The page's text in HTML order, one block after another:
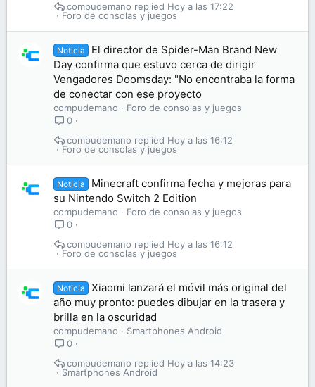
Foro de consolas y juegos
Hoy a las 17:22
compudemano
Noticia
El director de Spider-Man Brand New
Day confirma que estuvo cerca de dirigir
Vengadores Doomsday: "No encontraba la forma
de conectar con ese proyecto
compudemano
Foro de consolas y juegos
0
Foro de consolas y juegos
Hoy a las 16:12
compudemano
Noticia
Minecraft confirma fecha y mejoras para
su Nintendo Switch 2 Edition
compudemano
Foro de consolas y juegos
0
Foro de consolas y juegos
Hoy a las 16:12
compudemano
Noticia
Xiaomi lanzará el móvil más original del
año muy pronto: puedes dibujar en la trasera y
brilla en la oscuridad
compudemano
Smartphones Android
0
Smartphones Android
Hoy a las 14:23
compudemano